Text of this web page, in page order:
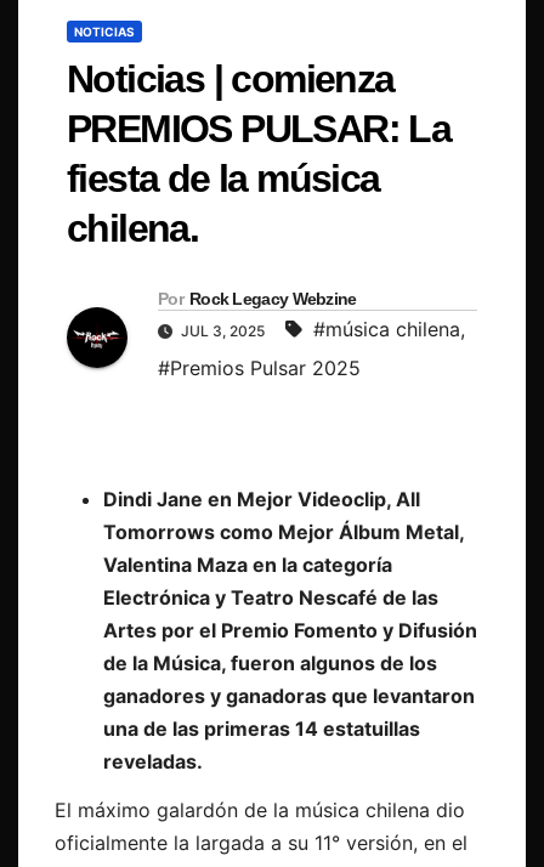
NOTICIAS
Noticias | comienza
PREMIOS PULSAR: La
fiesta de la música
chilena.
Por Rock Legacy Webzine
JUL 3, 2025 #música chilena,
#Premios Pulsar 2025
Dindi Jane en Mejor Videoclip, All
Tomorrows como Mejor Álbum Metal,
Valentina Maza en la categoría
Electrónica y Teatro Nescafé de las
Artes por el Premio Fomento y Difusión
de la Música, fueron algunos de los
ganadores y ganadoras que levantaron
una de las primeras 14 estatuillas
reveladas.
El máximo galardón de la música chilena dio
oficialmente la largada a su 11° versión, en el